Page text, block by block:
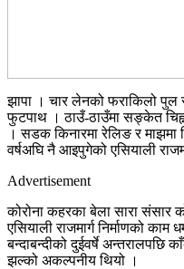
झापा । चार लेनको फराकिलो
फुटपाथ । ठाउँ-ठाउँमा सङ्केत
। सडक किनारमा रेलिङ र माझमा
वर्षअघि नै आइपुगेको एसियाली
Advertisement
कोरोना कहरका बेला सारा संसार
एसियाली राजमार्ग निर्माणको काम
बन्दाबन्दीको दुईवर्षे अन्तरालपछि
झल्को अकल्पनीय थियो ।